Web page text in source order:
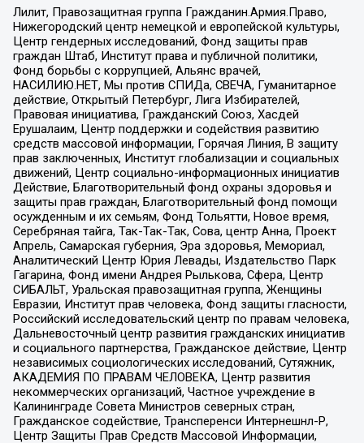
Лилит, Правозащитная группа Гражданин.Армия.Право,
Нижегородский центр немецкой и европейской культуры,
Центр гендерных исследований, Фонд защиты прав
граждан Штаб, Институт права и публичной политики,
Фонд борьбы с коррупцией, Альянс врачей,
НАСИЛИЮ.НЕТ, Мы против СПИДа, СВЕЧА, Гуманитарное
действие, Открытый Петербург, Лига Избирателей,
Правовая инициатива, Гражданский Союз, Хасдей
Ерушалаим, Центр поддержки и содействия развитию
средств массовой информации, Горячая Линия, В защиту
прав заключенных, Институт глобализации и социальных
движений, Центр социально-информационных инициатив
Действие, Благотворительный фонд охраны здоровья и
защиты прав граждан, Благотворительный фонд помощи
осужденным и их семьям, Фонд Тольятти, Новое время,
Серебряная тайга, Так-Так-Так, Сова, центр Анна, Проект
Апрель, Самарская губерния, Эра здоровья, Мемориал,
Аналитический Центр Юрия Левады, Издательство Парк
Гагарина, Фонд имени Андрея Рылькова, Сфера, Центр
СИБАЛЬТ, Уральская правозащитная группа, Женщины
Евразии, Институт прав человека, Фонд защиты гласности,
Российский исследовательский центр по правам человека,
Дальневосточный центр развития гражданских инициатив
и социального партнерства, Гражданское действие, Центр
независимых социологических исследований, Сутяжник,
АКАДЕМИЯ ПО ПРАВАМ ЧЕЛОВЕКА, Центр развития
некоммерческих организаций, Частное учреждение в
Калининграде Совета Министров северных стран,
Гражданское содействие, Трансперенси Интернешнл-Р,
Центр Защиты Прав Средств Массовой Информации,